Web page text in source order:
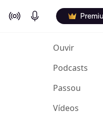
On Air Podcasts
Ouvir
Podcasts
Passou
Vídeos